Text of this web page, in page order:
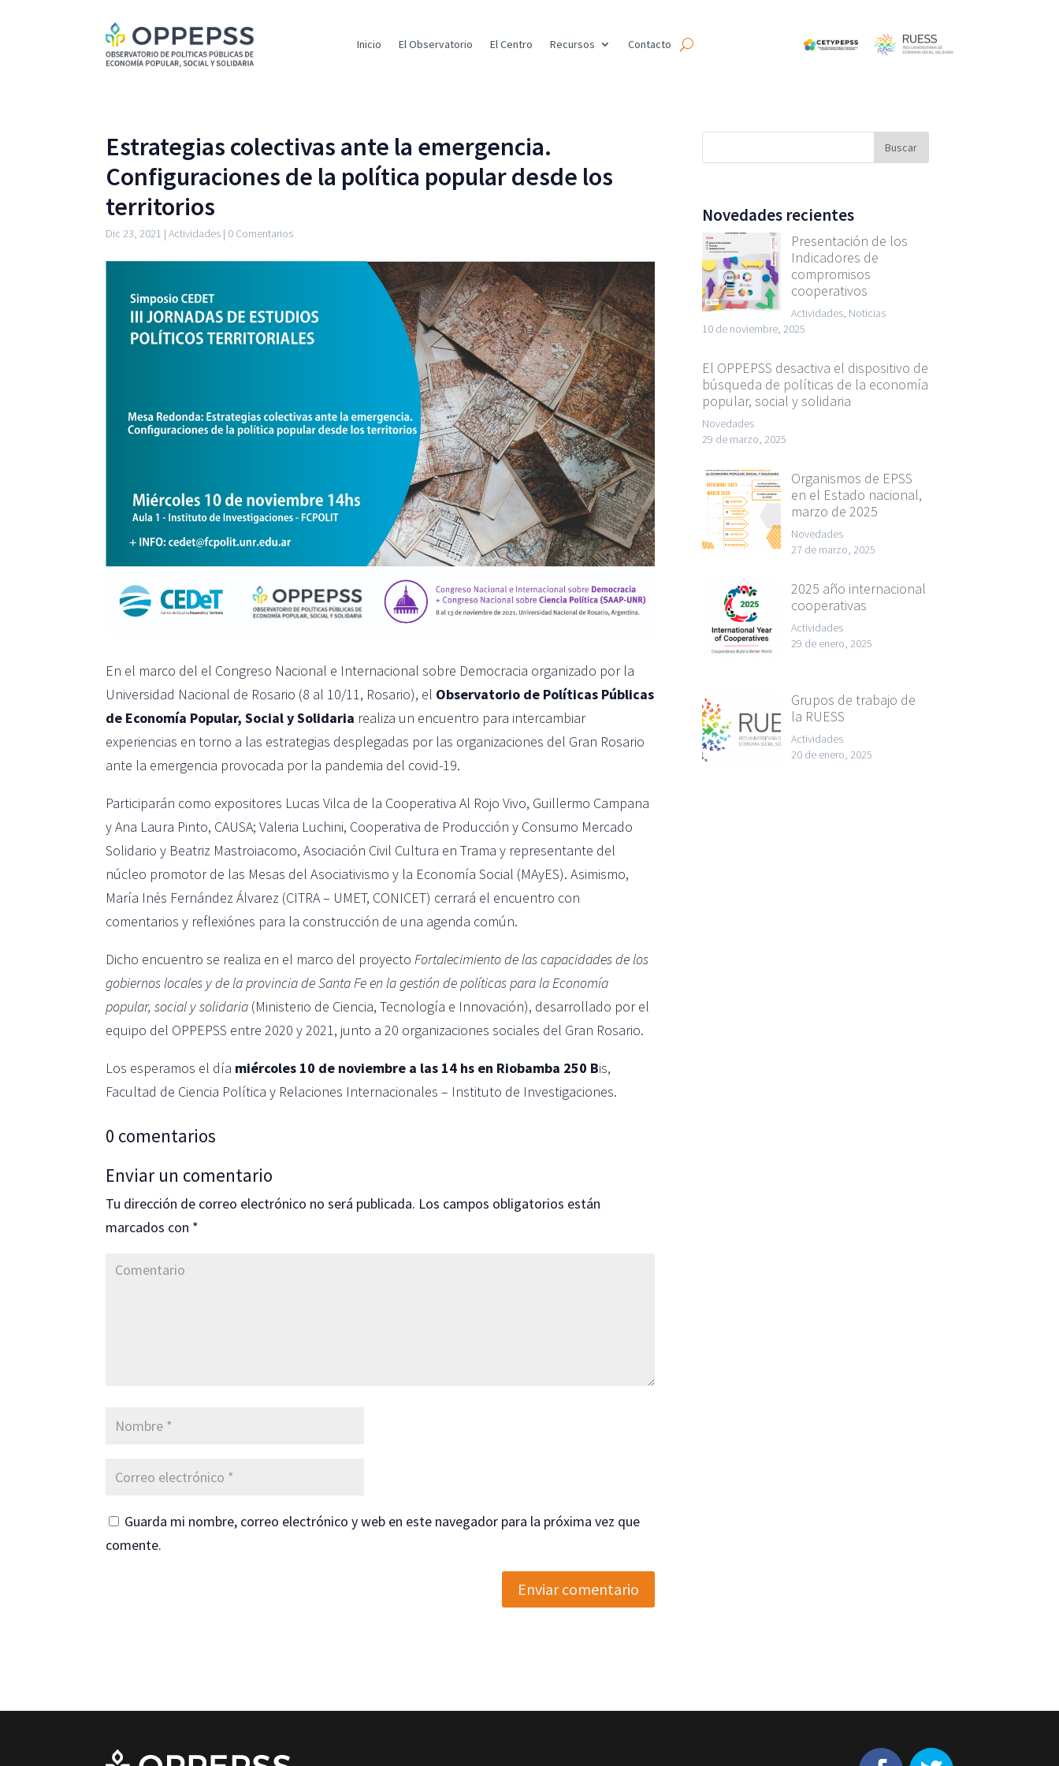
Inicio El Observatorio El Centro Recursos Contacto
Estrategias colectivas ante la emergencia.
Configuraciones de la política popular desde los
territorios
Dic 23, 2021 |Actividades | 0 Comentarios
En el marco del el Congreso Nacional e Internacional sobre Democracia organizado por la
Universidad Nacional de Rosario (8 al 10/11, Rosario), el Observatorio de Políticas Públicas
de Economía Popular, Social y Solidaria realiza un encuentro para intercambiar
experiencias en torno a las estrategias desplegadas por las organizaciones del Gran Rosario
ante la emergencia provocada por la pandemia del covid-19.
Participarán como expositores Lucas Vilca de la Cooperativa Al Rojo Vivo, Guillermo Campana
y Ana Laura Pinto, CAUSA; Valeria Luchini, Cooperativa de Producción y Consumo Mercado
Solidario y Beatriz Mastroiacomo, Asociación Civil Cultura en Trama y representante del
núcleo promotor de las Mesas del Asociativismo y la Economía Social (MAyES). Asimismo,
María Inés Fernández Álvarez (CITRA – UMET, CONICET) cerrará el encuentro con
comentarios y reflexiónes para la construcción de una agenda común.
Dicho encuentro se realiza en el marco del proyecto Fortalecimiento de las capacidades de los
gobiernos locales y de la provincia de Santa Fe en la gestión de políticas para la Economía
popular, social y solidaria (Ministerio de Ciencia, Tecnología e Innovación), desarrollado por el
equipo del OPPEPSS entre 2020 y 2021, junto a 20 organizaciones sociales del Gran Rosario.
Los esperamos el día miércoles 10 de noviembre a las 14 hs en Riobamba 250 Bis,
Facultad de Ciencia Política y Relaciones Internacionales – Instituto de Investigaciones.
0 comentarios
Enviar un comentario
Tu dirección de correo electrónico no será publicada. Los campos obligatorios están
marcados con *
Guarda mi nombre, correo electrónico y web en este navegador para la próxima vez que
comente.
Enviar comentario
Novedades recientes
Presentación de los
Indicadores de
compromisos
cooperativos
Actividades, Noticias
10 de noviembre, 2025
El OPPEPSS desactiva el dispositivo de
búsqueda de políticas de la economía
popular, social y solidaria
Novedades
29 de marzo, 2025
Organismos de EPSS
en el Estado nacional,
marzo de 2025
Novedades
27 de marzo, 2025
2025 año internacional
cooperativas
Actividades
29 de enero, 2025
Grupos de trabajo de
la RUESS
Actividades
20 de enero, 2025